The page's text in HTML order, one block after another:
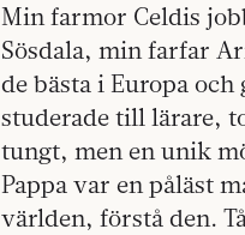
Min farmor Celdis
Sösdala, min farfar
de bästa i Europa
studerade till lärare,
tungt, men en unik
Pappa var en påläst
världen, förstå den.